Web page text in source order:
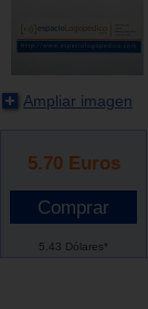
Ampliar imagen
5.70 Euros
5.43 Dólares*